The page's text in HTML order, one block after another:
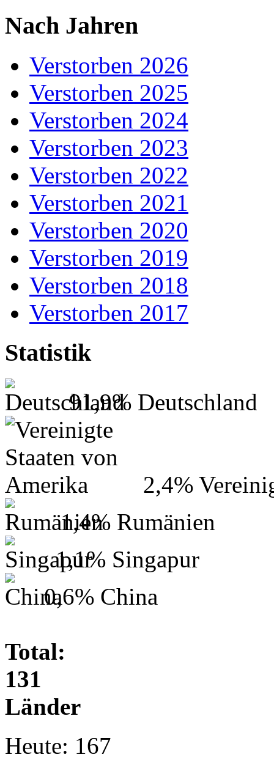
Nach Jahren
Verstorben 2026
Verstorben 2025
Verstorben 2024
Verstorben 2023
Verstorben 2022
Verstorben 2021
Verstorben 2020
Verstorben 2019
Verstorben 2018
Verstorben 2017
Statistik
91,9% Deutschland
2,4%
1,4% Rumänien
1,1% Singapur
0,6% China
Total:
131
Länder
Heute: 167